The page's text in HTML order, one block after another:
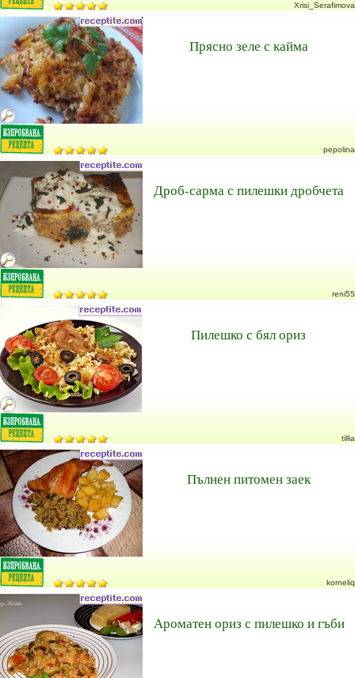
Xrisi_Serafimova
Прясно зеле с кайма
pepolina
Дроб-сарма с пилешки дробчета
reni55
Пилешко с бял ориз
tillia
Пълнен питомен заек
korneliq
Ароматен ориз с пилешко и гъби